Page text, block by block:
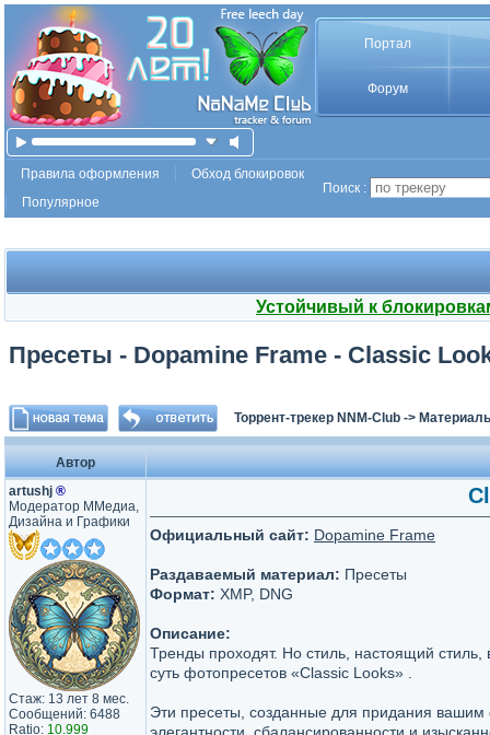
Портал
Форум
Правила оформления
Обход блокировок
Популярное
Поиск :
Устойчивый к
Пресеты - Dopamine Frame - Classic
Торрент-трекер NNM-Club ->
Автор
artushj ®
Модератор ММедиа,
Дизайна и Графики
Стаж: 13 лет 8 мес.
Сообщений: 6488
Ratio: 10.999
Официальный сайт: Dopamine Frame
Раздаваемый материал: Пресеты
Формат: XMP, DNG
Описание:
Тренды проходят. Но стиль, настоящий
суть фотопресетов «Classic Looks» .
Эти пресеты, созданные для придания